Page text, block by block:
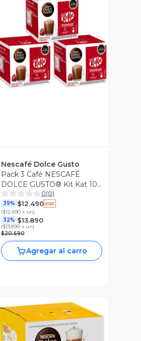
Vista Previa
Nescafé Dolce Gusto
Pack 3 Café NESCAFÉ
DOLCE GUSTO® Kit Kat 10
Cápsulas
0(0)
39% $12.490
($12.490 x un)
32% $13.890
($13.890 x un)
$20.690
Agregar al carro